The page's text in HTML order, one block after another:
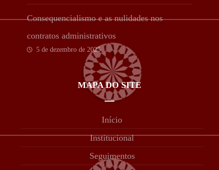
Consequencialismo e as nulidades nos
contratos administrativos
5 de dezembro de 2025
MAPA DO SITE
Início
Institucional
Seguimentos